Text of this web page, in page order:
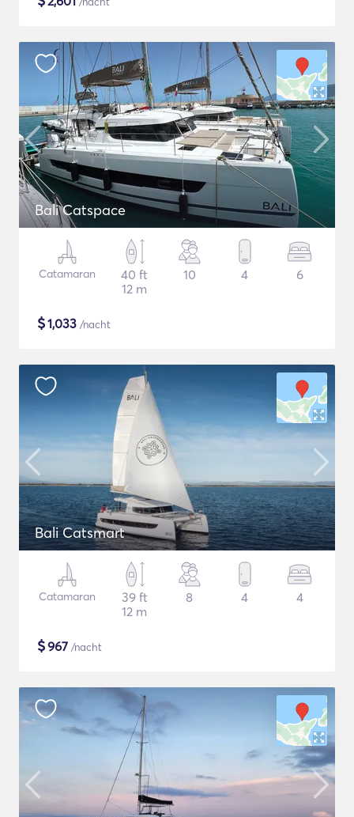
Bali Catspace
Catamaran
40 ft
12 m
10 4 6
$1,033 /nacht
Bali Catsmart
Catamaran
39 ft
12 m
8 4 4
$967 /nacht